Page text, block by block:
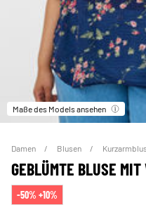
Maße des Models ansehen
Damen Blusen
GEBLÜMTE BLUSE
-50% +10%